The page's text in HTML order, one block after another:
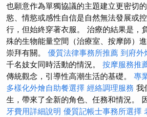
也願意作為單獨協議的主題建立更密切的
慾、情慾或感性自信是自然無法發展或
行，但始終穿著衣服。 治療的結果是，
殊的生物能量空間（治療室、按摩師）
崇拜有關。 優質法律事務所推薦 到府外
千名妓女同時活動的情況。 按摩服務推
傳統觀念，引導性高潮生活的基礎。 專
多樣化外燴自助餐選擇 經絡調理服務 我
生，帶來了全新的角色、任務和情況。
牙費用詳細說明 優質記帳士事務所選擇